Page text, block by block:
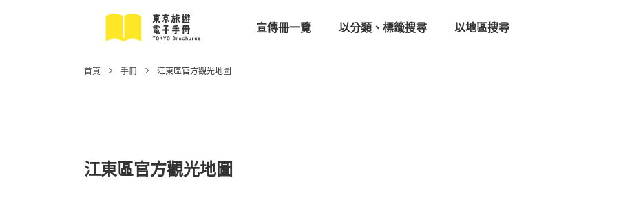
宣傳冊一覽 以分類、標籤搜尋 以地區搜尋
首頁 手冊 江東區官方觀光地圖
江東區官方觀光地圖